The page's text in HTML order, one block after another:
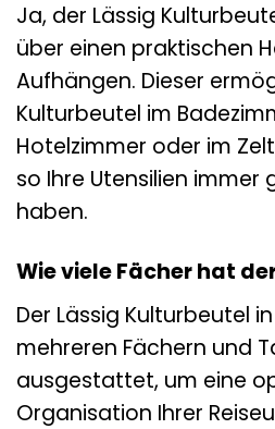
Ja, der Lässig
über einen praktischen
Aufhängen. Dieser
Kulturbeutel im
Hotelzimmer oder im
so Ihre Utensilien immer
haben.
Wie viele Fächer hat
Der Lässig Kulturbeutel
mehreren Fächern und
ausgestattet, um eine
Organisation Ihrer